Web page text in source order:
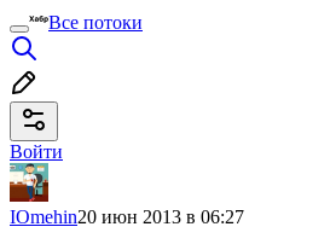
Все потоки
Войти
IOmehin20 июн 2013 в 06:27